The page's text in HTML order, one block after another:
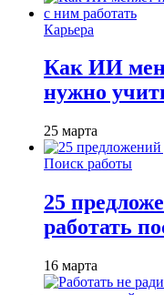
Карьера
Как ИИ
нужно
25 марта
Поиск работы
25
работать
16 марта